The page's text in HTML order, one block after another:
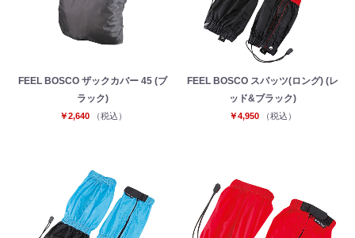
FEEL BOSCO ザックカバー 45 (ブ
ラック)
￥2,640 （税込）
FEEL BOSCO スパッツ(ロング) (レ
ッド&ブラック)
￥4,950 （税込）